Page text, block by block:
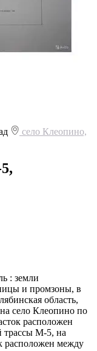
село Клеопино,
: земли
и промзоны, в
область,
село Клеопино по
расположен
трассы М-5, на
расположен между